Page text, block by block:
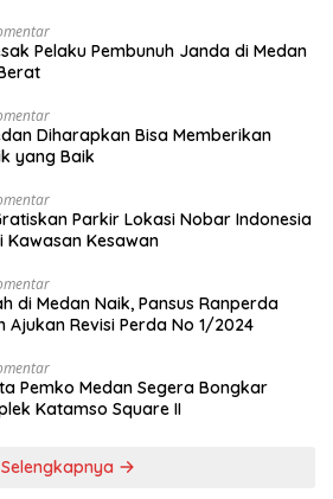
Pelaku Pembunuh Janda di Medan
Diharapkan Bisa Memberikan
yang Baik
Parkir Lokasi Nobar Indonesia
Kawasan Kesawan
di Medan Naik, Pansus Ranperda
Ajukan Revisi Perda No 1/2024
Pemko Medan Segera Bongkar
Katamso Square II
Selengkapnya